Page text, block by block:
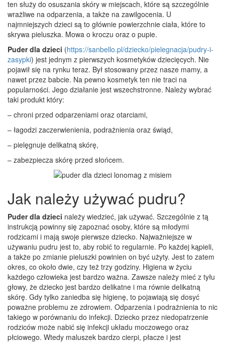
ten służy do osuszania skóry w miejscach, które są szczególnie
wrażliwe na odparzenia, a także na zawilgocenia. U
najmniejszych dzieci są to głównie powierzchnie ciała, które to
skrywa pieluszka. Mowa o kroczu oraz o pupie.
Puder dla dzieci (https://sanbello.pl/dziecko/pielegnacja/pudry-i-
zasypki) jest jednym z pierwszych kosmetyków dziecięcych. Nie
pojawił się na rynku teraz. Był stosowany przez nasze mamy, a
nawet przez babcie. Na pewno kosmetyk ten nie traci na
popularności. Jego działanie jest wszechstronne. Należy wybrać
taki produkt który:
– chroni przed odparzeniami oraz otarciami,
– łagodzi zaczerwienienia, podrażnienia oraz świąd,
– pielęgnuje delikatną skórę,
– zabezpiecza skórę przed słońcem.
Jak należy używać pudru?
Puder dla dzieci należy wiedzieć, jak używać. Szczególnie z tą
instrukcją powinny się zapoznać osoby, które są młodymi
rodzicami i mają swoje pierwsze dziecko. Najważniejsze w
używaniu pudru jest to, aby robić to regularnie. Po każdej kąpieli,
a także po zmianie pieluszki powinien on być użyty. Jest to zatem
okres, co około dwie, czy też trzy godziny. Higiena w życiu
każdego człowieka jest bardzo ważna. Zawsze należy mieć z tyłu
głowy, że dziecko jest bardzo delikatne i ma równie delikatną
skórę. Gdy tylko zaniedba się higienę, to pojawiają się dosyć
poważne problemu ze zdrowiem. Odparzenia i podrażnienia to nic
takiego w porównaniu do infekcji. Dziecko przez niedopatrzenie
rodziców może nabić się infekcji układu moczowego oraz
płciowego. Wtedy maluszek bardzo cierpi, płacze i jest